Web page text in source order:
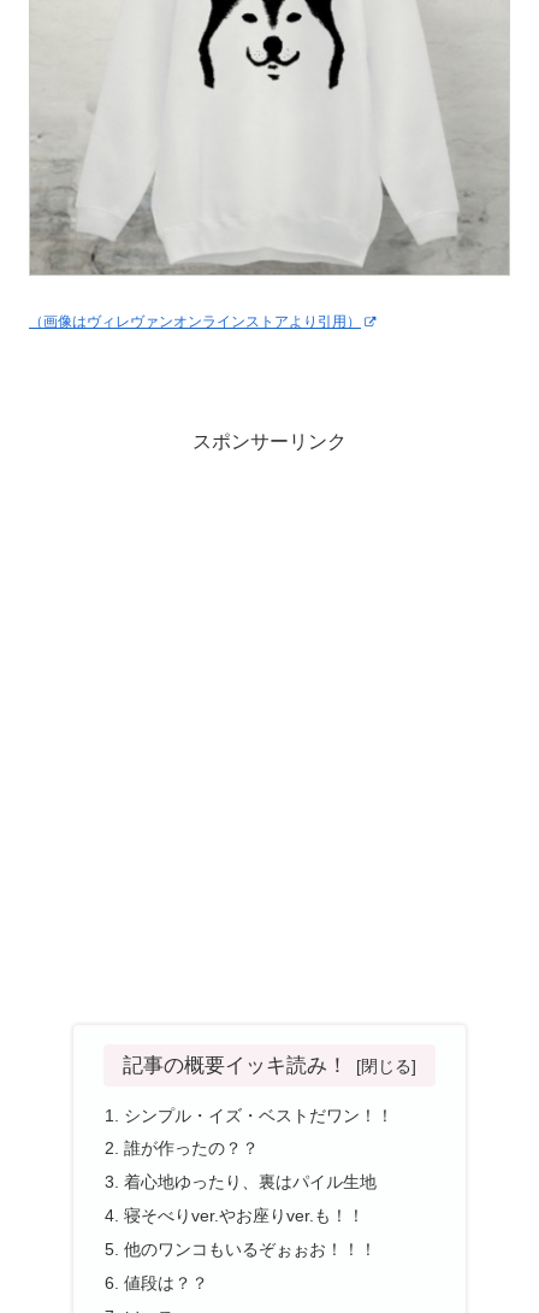
（画像はヴィレヴァンオンラインストアより引用）
スポンサーリンク
記事の概要イッキ読み！
シンプル・イズ・ベストだワン！！
誰が作ったの？？
着心地ゆったり、裏はパイル生地
寝そべりver.やお座りver.も！！
他のワンコもいるぞぉぉお！！！
値段は？？